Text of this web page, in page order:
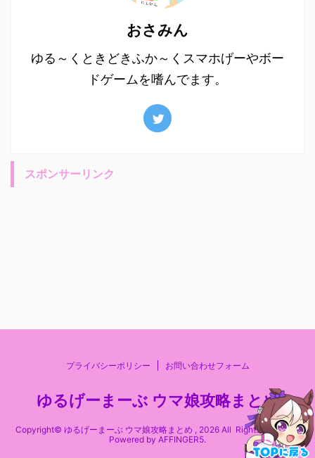
おさみん
ゆる～くときどきふか～くスマホげーやボー
ドゲームを嗜んでます。
スポンサーリンク
プライバシーポリシー お問い合わせフォーム
ゆるげーまーぶ ウマ娘攻略まとめ
Copyright© ゆるげーまーぶ ウマ娘攻略まとめ , 2026 All Rights Reserved
Powered by AFFINGER5.